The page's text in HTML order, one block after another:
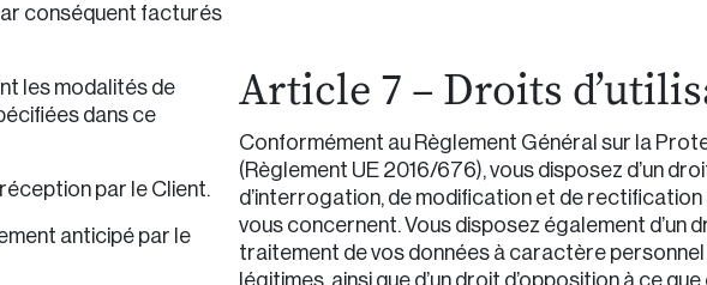
conséquent facturés
les modalités de
dans ce
par le Client.
anticipé par le
Article 7 – Droits
Conformément au Règlement Général sur la
(Règlement UE 2016/676), vous disposez d’un
d’interrogation, de modification et de rectification
vous concernent. Vous disposez également d’un
traitement de vos données à caractère
légitimes, ainsi que d’un droit d’opposition à ce